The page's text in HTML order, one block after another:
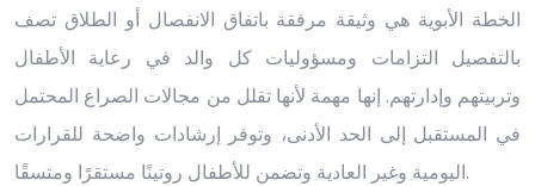
الخطة الأبوية هي وثيقة مرفقة باتفاق الانفصال أو الطلاق تصف
بالتفصيل التزامات ومسؤوليات كل والد في رعاية الأطفال
وتربيتهم وإدارتهم. إنها مهمة لأنها تقلل من مجالات الصراع المحتمل
في المستقبل إلى الحد الأدنى، وتوفر إرشادات واضحة للقرارات
اليومية وغير العادية وتضمن للأطفال روتينًا مستقرًا ومتسقًا.